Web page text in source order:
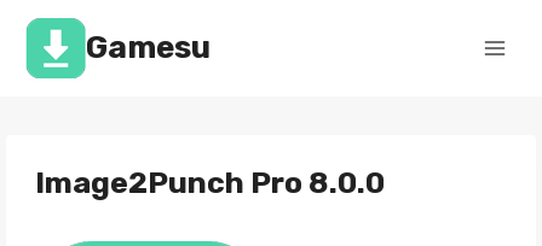
Перейти
содержимомуGamesu
Image2Punch Pro 8.0.0